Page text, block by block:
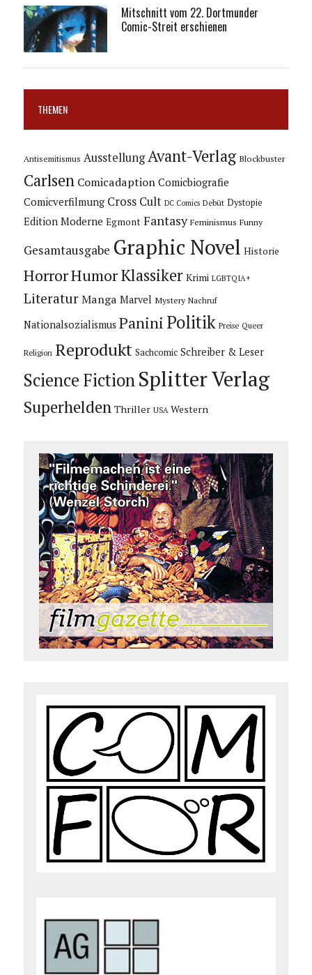
Mitschnitt vom 22. Dortmunder
Comic-Streit erschienen
THEMEN
Antisemitismus Ausstellung Avant-Verlag Blockbuster
Carlsen Comicadaption Comicbiografie
Comicverfilmung Cross Cult DC Comics Debüt Dystopie
Edition Moderne Egmont Fantasy Feminismus Funny
Gesamtausgabe Graphic Novel Historie
HorrorHumorKlassiker Krimi LGBTQIA+
Literatur Manga Marvel Mystery Nachruf
Nationalsozialismus Panini Politik Preise Queer
Religion Reprodukt Sachcomic Schreiber & Leser
Science Fiction Splitter Verlag
Superhelden Thriller USA Western